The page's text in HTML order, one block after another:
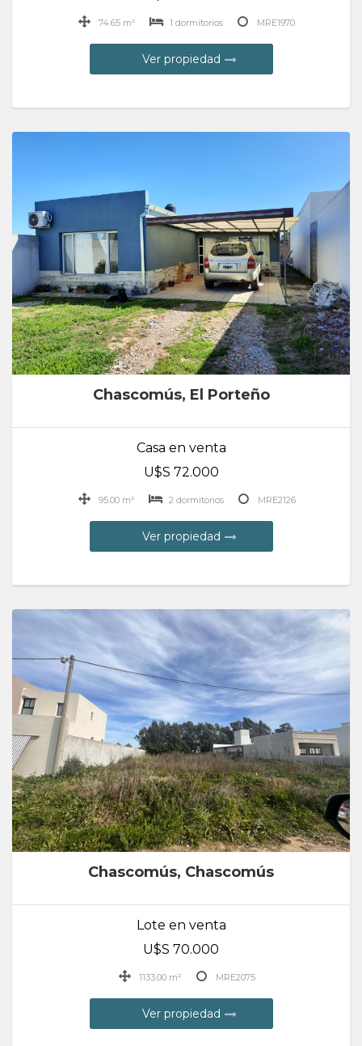
74.65 m² 1 dormitorios MRE1970
Ver propiedad
Chascomús, El Porteño
Casa en venta
U$S 72.000
95.00 m² 2 dormitorios MRE2126
Ver propiedad
Chascomús, Chascomús
Lote en venta
U$S 70.000
1133.00 m² MRE2075
Ver propiedad